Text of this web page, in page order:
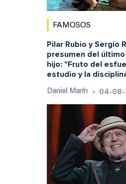
FAMOSOS
Pilar Rubio y Sergio
presumen del
hijo: "Fruto del
estudio y la
Daniel Marín 04-